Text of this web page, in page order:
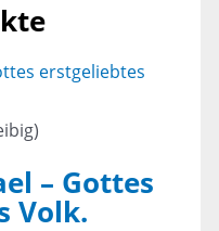
– Gottes
Volk.